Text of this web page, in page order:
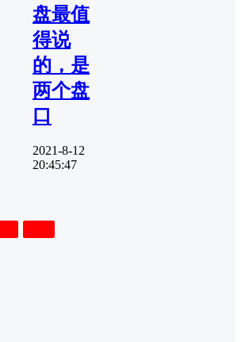
盘最值
得说
的，是
两个盘
口
2021-8-12
20:45:47